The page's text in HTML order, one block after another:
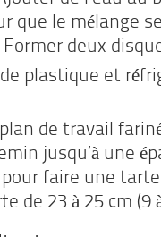
que le mélange
deux
plastique et
de travail
jusqu’à une
faire une
de 23 à 25 cm (9